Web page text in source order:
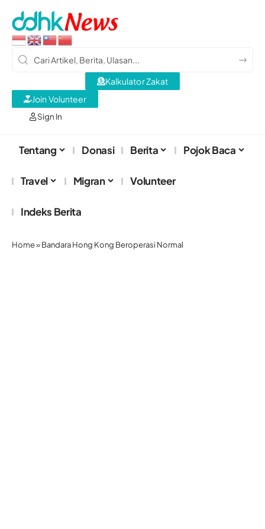
Sign In
Kalkulator Zakat
Join Volunteer
Tentang Donasi Berita Pojok Baca
Travel Migran Volunteer
Indeks Berita
Home»Bandara Hong Kong Beroperasi Normal